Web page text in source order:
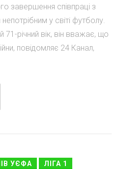
завершення співпраці з
у світі футболу.
річний вік, він вважає, що
повідомляє 24 Канал,
УЄФА ЛІГА 1